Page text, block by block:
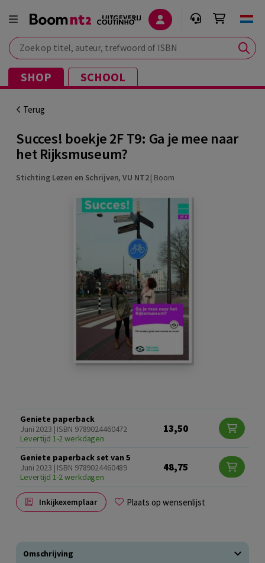
Zoek op titel, auteur, trefwoord of ISBN
SHOP SCHOOL
Terug
Succes! boekje 2F T9: Ga je mee naar
het Rijksmuseum?
Stichting Lezen en Schrijven,VU NT2| Boom
Geniete paperback
Juni 2023 | ISBN 9789024460472
Levertijd 1-2 werkdagen
13,50
Geniete paperback set van 5
Juni 2023 | ISBN 9789024460489
Levertijd 1-2 werkdagen
48,75
Inkijkexemplaar Plaats op wensenlijst
Omschrijving